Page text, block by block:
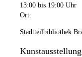
13:00 bis 19:00 Uhr
Ort:
Stadtteilbibliothek